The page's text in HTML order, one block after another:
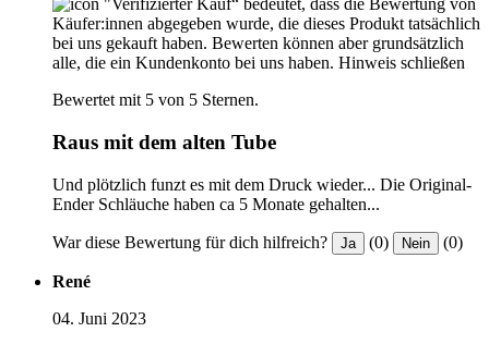
"Verifizierter Kauf“ bedeutet, dass die Bewertung von
Käufer:innen abgegeben wurde, die dieses Produkt tatsächlich
bei uns gekauft haben. Bewerten können aber grundsätzlich
alle, die ein Kundenkonto bei uns haben. Hinweis schließen
Bewertet mit 5 von 5 Sternen.
Raus mit dem alten Tube
Und plötzlich funzt es mit dem Druck wieder... Die Original-
Ender Schläuche haben ca 5 Monate gehalten...
War diese Bewertung für dich hilfreich? Ja (0) Nein (0)
René
04. Juni 2023